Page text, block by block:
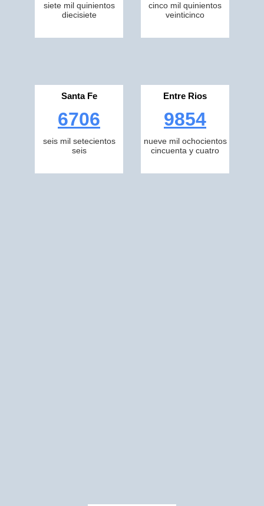
siete mil quinientos
diecisiete
cinco mil quinientos
veinticinco
Santa Fe
6706
seis mil setecientos
seis
Entre Rios
9854
nueve mil ochocientos
cincuenta y cuatro